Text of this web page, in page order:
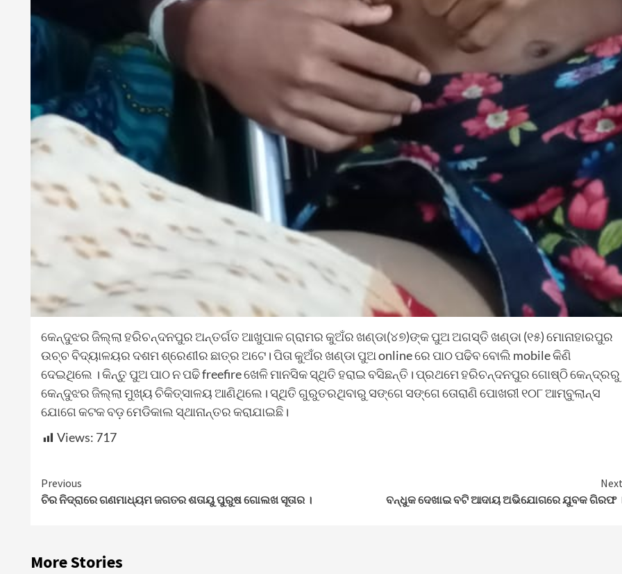
କେନ୍ଦୁଝର ଜିଲ୍ଲା ହରିଚନ୍ଦନପୁର ଅନ୍ତର୍ଗତ ଆଖୁପାଳ ଗ୍ରାମର କୁଅଁର ଖଣ୍ଡା(୪୭)ଙ୍କ ପୁଅ ଅଗସ୍ତି ଖଣ୍ଡା (୧୫) ମୋନାହାରପୁର
ଉଚ୍ଚ ବିଦ୍ୟାଳୟର ଦଶମ ଶ୍ରେଣୀର ଛାତ୍ର ଅଟେ। ପିତା କୁଅଁର ଖଣ୍ଡା ପୁଅ online ରେ ପାଠ ପଢିବ ବୋଲି mobile କିଣି
ଦେଇଥିଲେ । କିନ୍ତୁ ପୁଅ ପାଠ ନ ପଢି freefire ଖେଳି ମାନସିକ ସ୍ଥିତି ହରାଇ ବସିଛନ୍ତି। ପ୍ରଥମେ ହରିଚନ୍ଦନପୁର ଗୋଷ୍ଠି କେନ୍ଦ୍ରରୁ
କେନ୍ଦୁଝର ଜିଲ୍ଲା ମୁଖ୍ୟ ଚିକିତ୍ସାଳୟ ଆଣିଥିଲେ। ସ୍ଥିତି ଗୁରୁତରଥିବାରୁ ସଙ୍ଗେ ସଙ୍ଗେ ତୋରାଣି ପୋଖରୀ ୧୦୮ ଆମ୍ବୁଲାନ୍ସ
ଯୋଗେ କଟକ ବଡ଼ ମେଡିକାଲ ସ୍ଥାନାନ୍ତର କରାଯାଇଛି।
Views: 717
Continue
Reading
Previous
ଚିର ନିଦ୍ରାରେ ଗଣମାଧ୍ୟମ ଜଗତର ଶତାୟୁ ପୁରୁଷ ଗୋଲଖ ସୂତାର ।
ବନ୍ଧୁକ ଦେଖାଇ ବଟି ଆଦାୟ ଅଭିଯୋଗରେ ଯୁବକ ଗିରଫ
More Stories